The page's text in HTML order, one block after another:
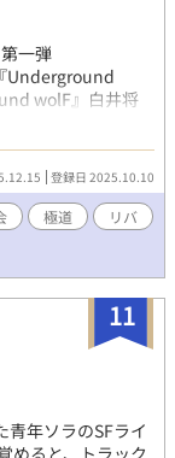
一弾
Underground
wolF』白井将
最終章
リーズものを一
入れています。サ
すが、驚かないで
選して数点のみバ
のは上げませんの
い。
登録日 2025.10.10
極道
リバ
11
年ソラのSFライ
めると、トラック